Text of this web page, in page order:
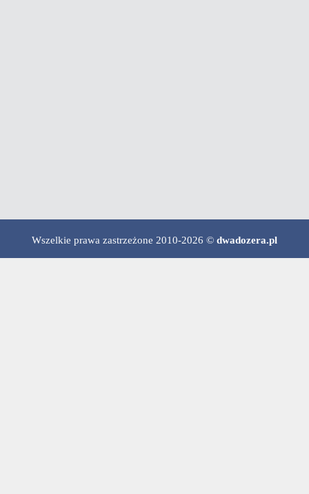
Wszelkie prawa zastrzeżone 2010-2026 © dwadozera.pl